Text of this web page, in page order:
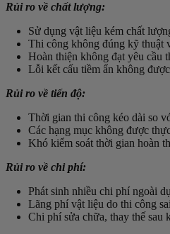
Rủi ro về chất lượng:
Sử dụng vật liệu kém chất
Thi công không đúng kỹ thuật
Hoàn thiện không đạt yêu cầu
Lỗi kết cấu tiềm ẩn không
Rủi ro về tiến độ:
Thời gian thi công kéo dài so
Các hạng mục không được
Khó kiểm soát thời gian hoàn
Rủi ro về chi phí:
Phát sinh nhiều chi phí ngoài
Lãng phí vật liệu do thi công sai
Chi phí sửa chữa, thay thế sau